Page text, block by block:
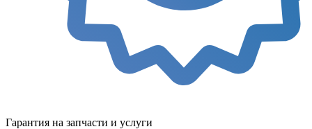
Гарантия на запчасти и услуги